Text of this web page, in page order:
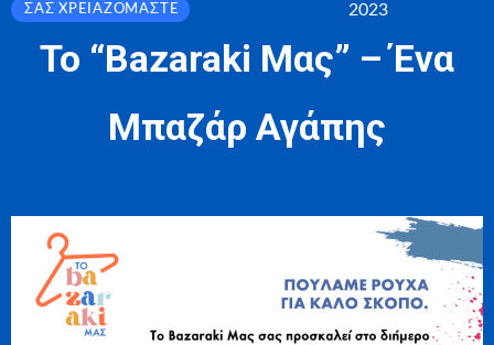
ΣΑΣ ΧΡΕΙΑΖΌΜΑΣΤΕ
2023
To “Bazaraki Μας” – Ένα
Μπαζάρ Αγάπης